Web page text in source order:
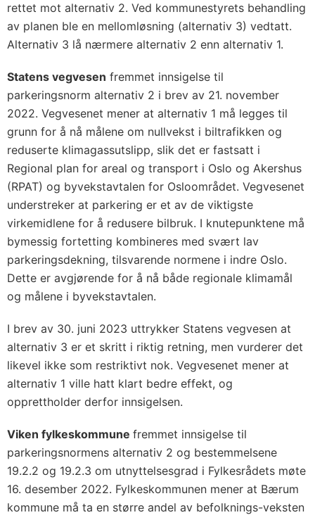
rettet mot alternativ 2. Ved kommunestyrets behandling
av planen ble en mellomløsning (alternativ 3) vedtatt.
Alternativ 3 lå nærmere alternativ 2 enn alternativ 1.
Statens vegvesen fremmet innsigelse til
parkeringsnorm alternativ 2 i brev av 21. november
2022. Vegvesenet mener at alternativ 1 må legges til
grunn for å nå målene om nullvekst i biltrafikken og
reduserte klimagassutslipp, slik det er fastsatt i
Regional plan for areal og transport i Oslo og Akershus
(RPAT) og byvekstavtalen for Osloområdet. Vegvesenet
understreker at parkering er et av de viktigste
virkemidlene for å redusere bilbruk. I knutepunktene må
bymessig fortetting kombineres med svært lav
parkeringsdekning, tilsvarende normene i indre Oslo.
Dette er avgjørende for å nå både regionale klimamål
og målene i byvekstavtalen.
I brev av 30. juni 2023 uttrykker Statens vegvesen at
alternativ 3 er et skritt i riktig retning, men vurderer det
likevel ikke som restriktivt nok. Vegvesenet mener at
alternativ 1 ville hatt klart bedre effekt, og
opprettholder derfor innsigelsen.
Viken fylkeskommune fremmet innsigelse til
parkeringsnormens alternativ 2 og bestemmelsene
19.2.2 og 19.2.3 om utnyttelsesgrad i Fylkesrådets møte
16. desember 2022. Fylkeskommunen mener at Bærum
kommune må ta en større andel av befolknings-veksten